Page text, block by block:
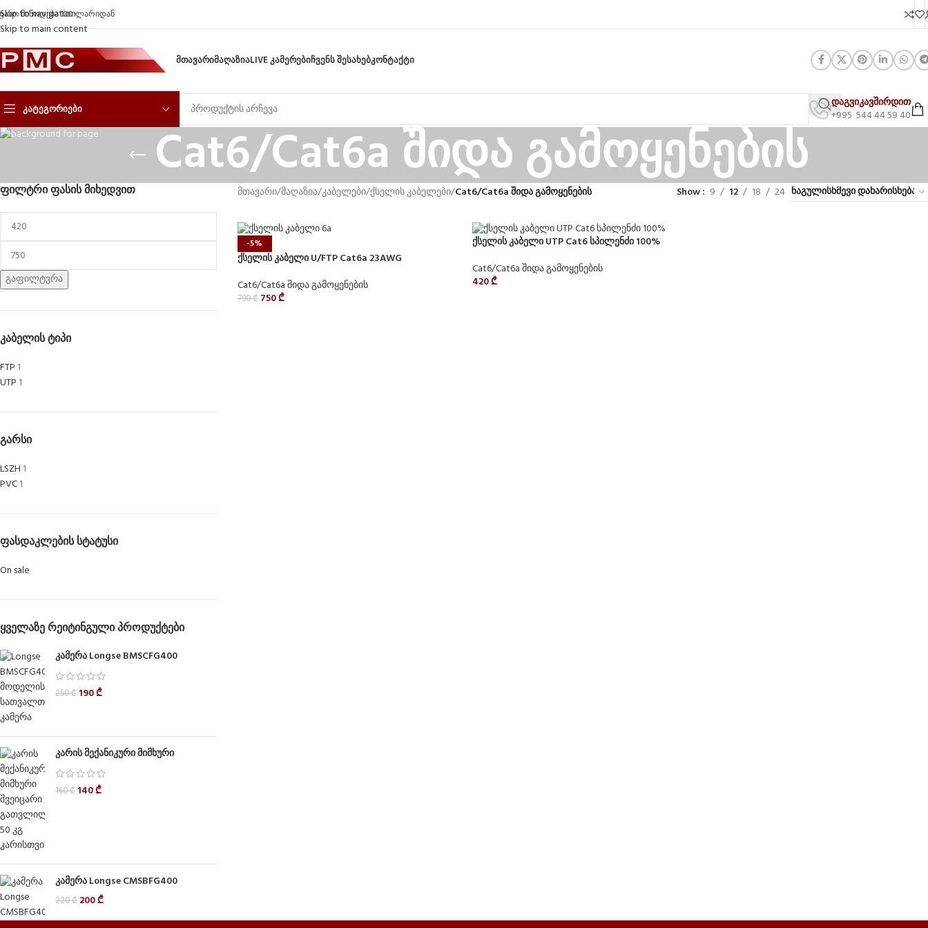
Skip to navigation
Skip to main content
მიწოდება 100 ლარიდან
ᲛᲗᲐᲕᲐᲠᲘᲛᲐᲦᲐᲖᲘᲐLIVE ᲙᲐᲛᲔᲠᲔᲑᲘᲩᲕᲔᲜᲡ ᲨᲔᲡᲐᲮᲔᲑᲙᲝᲜᲢᲐᲥᲢᲘ
ᲙᲐᲢᲔᲒᲝᲠᲘᲔᲑᲘ
დაგვიკავშირდით
+995 544 44 59 40
Cat6/Cat6a შიდა გამოყენების
ᲤᲘᲚᲢᲠᲘ ᲤᲐᲡᲘᲡ ᲛᲘᲮᲔᲓᲕᲘᲗ
გაფილტვრა
ᲙᲐᲑᲔᲚᲘᲡ ᲢᲘᲞᲘ
FTP 1
UTP 1
ᲒᲐᲠᲡᲘ
LSZH 1
PVC1
ᲤᲐᲡᲓᲐᲙᲚᲔᲑᲘᲡ ᲡᲢᲐᲢᲣᲡᲘ
On sale
ᲧᲕᲔᲚᲐᲖᲔ ᲠᲔᲘᲢᲘᲜᲒᲣᲚᲘ ᲞᲠᲝᲓᲣᲥᲢᲔᲑᲘ
კამერა Longse BMSCFG400
250₾ 190₾
კარის მექანიკური მიმხური
160₾ 140₾
კამერა Longse CMSBFG400
220₾ 200₾
მთავარი/მაღაზია/კაბელები/ქსელის კაბელები/Cat6/Cat6a შიდა გამოყენების Show 9 12 18 24
-5%
ქსელის კაბელი U/FTP Cat6a 23AWG
Cat6/Cat6a შიდა გამოყენების
790₾ 750₾
ქსელის კაბელი UTP Cat6 სპილენძი 100%
Cat6/Cat6a შიდა გამოყენების
420₾